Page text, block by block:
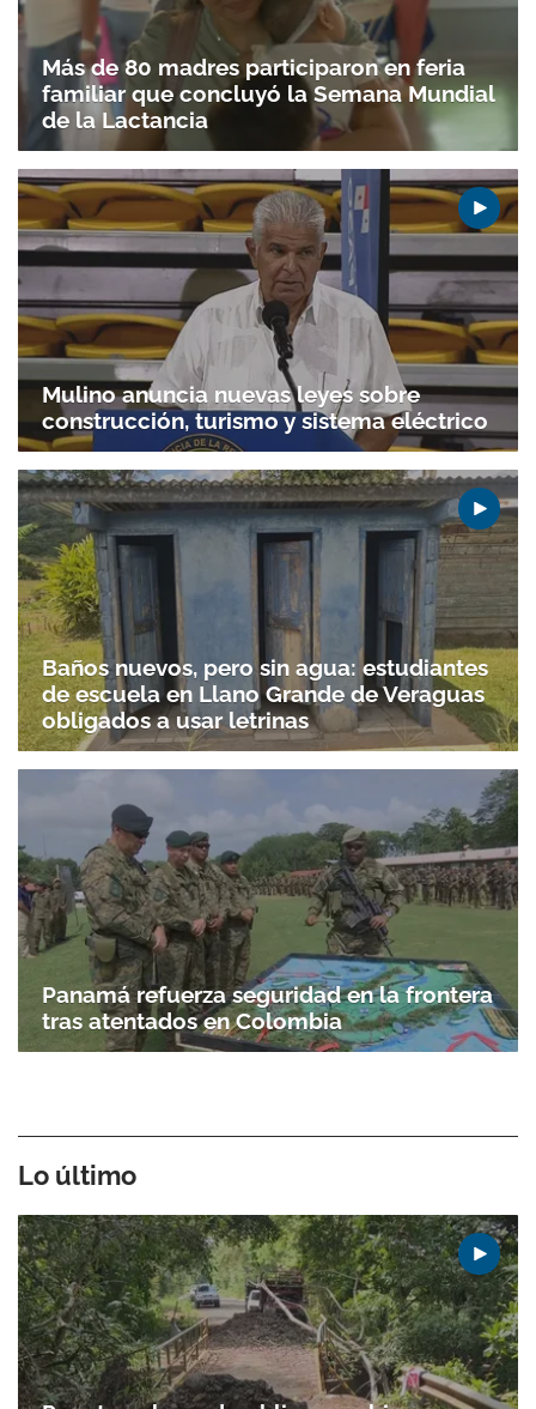
Más de 80 madres participaron en feria
familiar que concluyó la Semana Mundial
de la Lactancia
Mulino anuncia nuevas leyes sobre
construcción, turismo y sistema eléctrico
Baños nuevos, pero sin agua: estudiantes
de escuela en Llano Grande de Veraguas
obligados a usar letrinas
Panamá refuerza seguridad en la frontera
tras atentados en Colombia
Lo último